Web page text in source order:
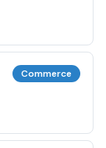
Commerce